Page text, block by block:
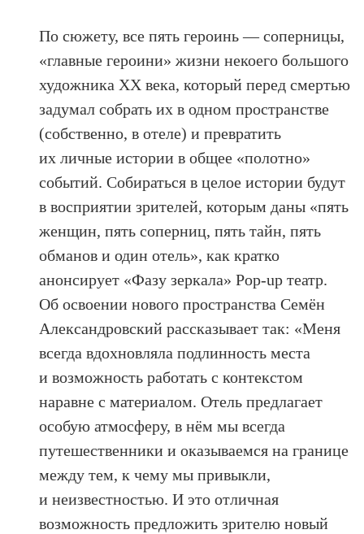
По сюжету, все пять героинь — соперницы,
«главные героини» жизни некоего большого
художника ХХ века, который перед смертью
задумал собрать их в одном пространстве
(собственно, в отеле) и превратить
их личные истории в общее «полотно»
событий. Собираться в целое истории будут
в восприятии зрителей, которым даны «пять
женщин, пять соперниц, пять тайн, пять
обманов и один отель», как кратко
анонсирует «Фазу зеркала» Pop-up театр.
Об освоении нового пространства Семён
Александровский рассказывает так: «Меня
всегда вдохновляла подлинность места
и возможность работать с контекстом
наравне с материалом. Отель предлагает
особую атмосферу, в нём мы всегда
путешественники и оказываемся на границе
между тем, к чему мы привыкли,
и неизвестностью. И это отличная
возможность предложить зрителю новый